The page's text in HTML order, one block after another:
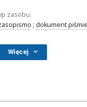
zasobu:
; dokument
Więcej